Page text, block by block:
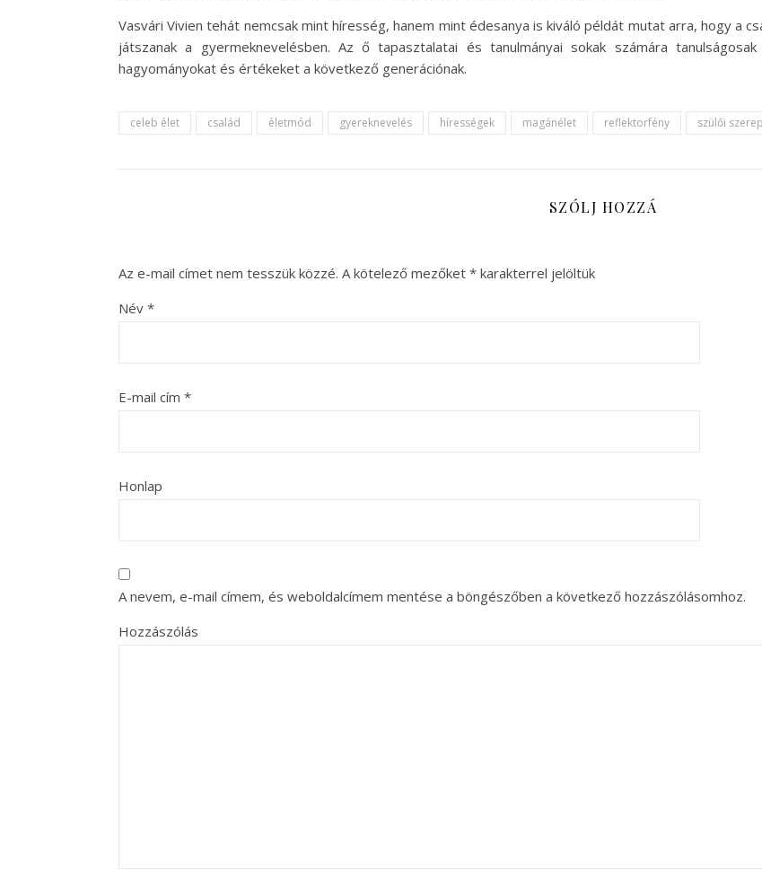
Vasvári Vivien tehát nemcsak mint híresség, hanem mint édesanya is kiváló példát mutat arra, hogy a
játszanak a gyermeknevelésben. Az ő tapasztalatai és tanulmányai sokak számára
hagyományokat és értékeket a következő generációnak.
celeb élet család életmód gyereknevelés hírességek magánélet reflektorfény szülői szerep
SZÓLJ HOZZÁ
Az e-mail címet nem tesszük közzé. A kötelező mezőket * karakterrel jelöltük
Név *
E-mail cím *
Honlap
A nevem, e-mail címem, és weboldalcímem mentése a böngészőben a következő hozzászólásomhoz.
Hozzászólás